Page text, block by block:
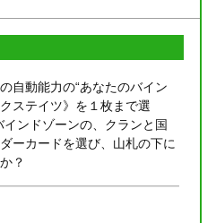
自動能力の“あなたのバイン
ステイツ》を１枚まで選
インドゾーンの、クランと国
ーカードを選び、山札の下に
？